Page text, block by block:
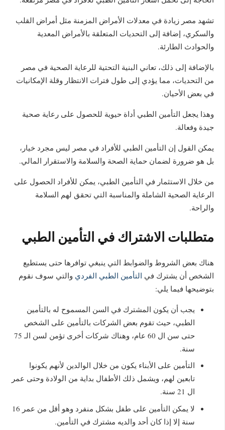
تشهد مصر زيادة في معدلات الأمراض المزمنة مثل أمراض القلب
والسكري، إضافة إلى التحديات المتعلقة بالأمراض المعدية
والحوادث الطارئة.
بالإضافة إلى ذلك، تعاني البنية التحتية للرعاية الصحية في مصر
من التحديات، مما يؤدي إلى طول فترات الانتظار وقلة الإمكانيات
في بعض الأحيان.
وهذا يجعل التأمين الطبي أداة حيوية للحصول على رعاية صحية
جيدة وفعالة.
يمكن القول إن التأمين الطبي للأفراد في مصر ليس مجرد خيار،
بل هو ضرورة لضمان حماية الصحة والسلامة والاستقرار المالي.
من خلال الاستثمار في التأمين الطبي، يمكن للأفراد الحصول على
الرعاية الصحية الشاملة والمناسبة التي تحقق لهم السلامة
والراحة.
متطلبات الاشتراك في التأمين الطبي
هناك بعض الشروط والضوابط التي ينبغي توافرها حتى يستطيع
الشخص أن يشترك في التأمين الطبي الفردي والتي سوف نقوم
بتوضيحها فيما يلي:
يجب أن يكون المشترك في السن المسموح له بالتأمين
الطبي، حيث تقوم بعض الشركات بالتأمين على الشخص
حتى سن ال 60 عام، وهناك شركات أخرى تؤمن لسن الـ 75
سنة.
التأمين على الأبناء يكون من خلال الوالدين لأنهم يكونوا
تابعين لهم، ويشمل ذلك الأطفال بداية من الولادة وحتى عمر
ال 21 سنة.
لا يمكن التأمين على طفل بشكل منفرد وهو أقل من عمر 16
سنة إلا إذا كان أحد والديه مشترك في التأمين.